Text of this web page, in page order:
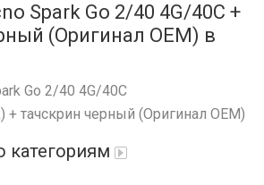
Spark Go 2/40 4G/40C +
(Оригинал OEM) в
Go 2/40 4G/40C
тачскрин черный (Оригинал OEM)
категориям